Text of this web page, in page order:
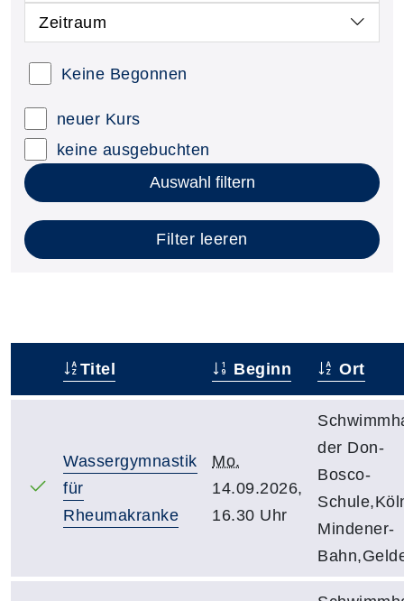
Zeitraum
Keine Begonnen
neuer Kurs
keine ausgebuchten
Auswahl filtern
Filter leeren
Titel Beginn Ort
Wassergymnastik
für
Rheumakranke
Mo.
14.09.2026,
16.30 Uhr
der Don-
Bosco-
Mindener-